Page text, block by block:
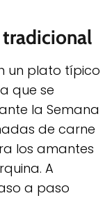
tradicional
un plato típico
que se
la Semana
de carne
los amantes
A
a paso